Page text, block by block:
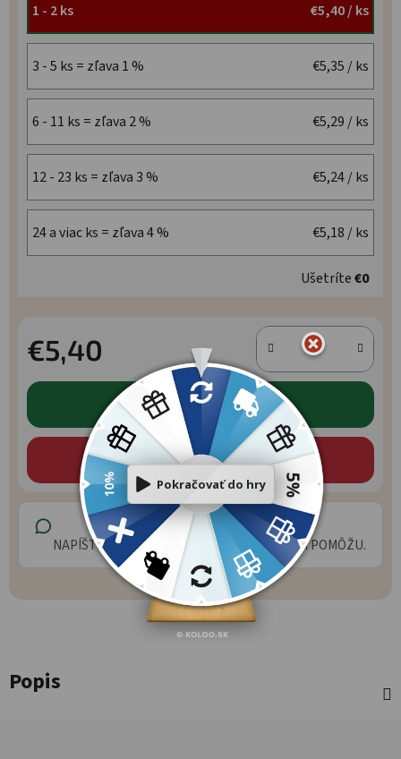
1 - 2 ks €5,40/ ks
3 - 5 ks = zľava 1 % €5,35 / ks
6 - 11 ks = zľava 2 % €5,29 / ks
12 - 23 ks = zľava 3 % €5,24/ ks
24 a viac ks = zľava 4 % €5,18 / ks
Ušetríte€0
€5,40
Jednotková cena:
DO KOŠÍKA
KÚPIŤ TERAZ
MÁTE OTÁZKU?
NAPÍŠTE NÁM A NAŠI ŠPECIALISTI VÁM RADI POMÔŽU.
Popis